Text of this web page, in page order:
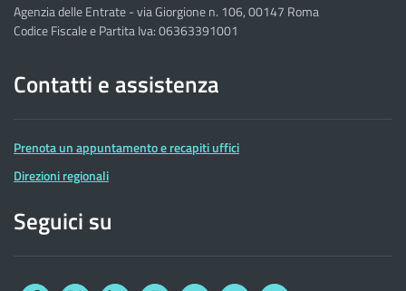
Agenzia delle Entrate - via Giorgione n. 106, 00147 Roma
Codice Fiscale e Partita Iva: 06363391001
Contatti e assistenza
Prenota un appuntamento e recapiti uffici
Direzioni regionali
Seguici su